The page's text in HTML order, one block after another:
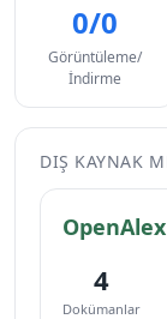
0/0
Görüntüleme/
İndirme
DIŞ KAYNAK
OpenAlex
4
Dokümanlar